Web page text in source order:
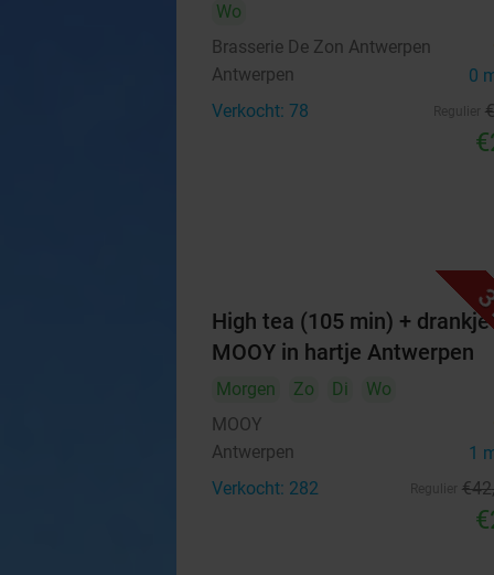
Wo
Brasserie De Zon Antwerpen
Antwerpen 0
Verkocht: 78
High tea (105 min) +
MOOY in hartje Antwerpen
Morgen Zo Di
Wo
MOOY
Antwerpen 1
Verkocht: 282 €42